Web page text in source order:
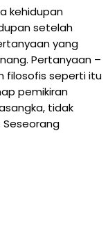
kehidupan
setelah
yang
Pertanyaan –
filosofis seperti itu
pemikiran
tidak